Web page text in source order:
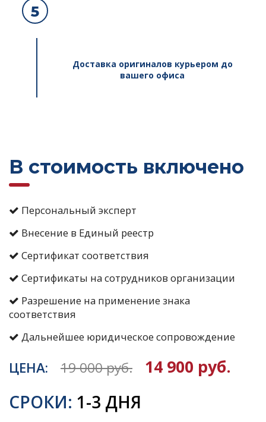
5
Доставка оригиналов курьером до
вашего офиса
В стоимость включено
Персональный эксперт
Внесение в Единый реестр
Сертификат соответствия
Сертификаты на сотрудников организации
Разрешение на применение знака
соответствия
Дальнейшее юридическое сопровождение
ЦЕНА: 19 000 руб. 14 900 руб.
СРОКИ: 1-3 ДНЯ